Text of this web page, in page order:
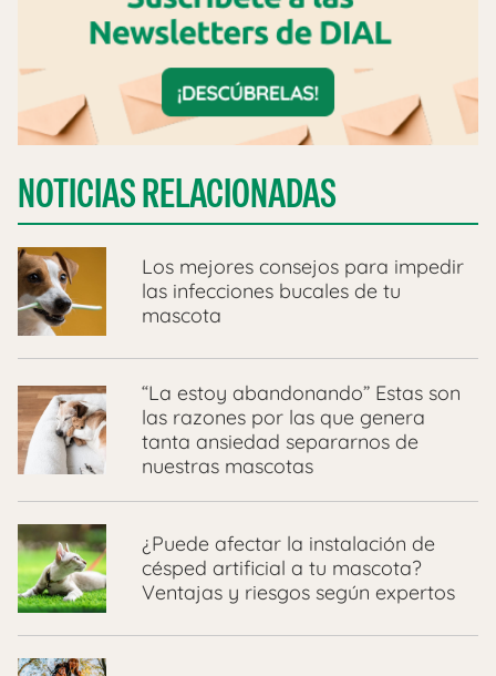
NOTICIAS RELACIONADAS
Los mejores consejos para impedir
las infecciones bucales de tu
mascota
“La estoy abandonando” Estas son
las razones por las que genera
tanta ansiedad separarnos de
nuestras mascotas
¿Puede afectar la instalación de
césped artificial a tu mascota?
Ventajas y riesgos según expertos